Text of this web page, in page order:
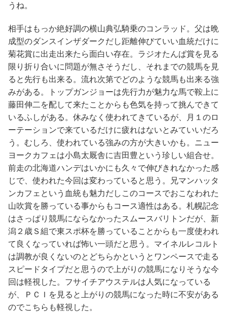
うね。
相手はもっか絶好調の横山典弘騎乗のコンラッド。父は晩
成型のダンスインザダークだし距離伸びていい血統だけに
菊花賞に出走出来たら面白い存在。ラジオたんぱ賞を見る
限り折り合いに問題が無さそうだし、それまでの競馬を見
ると先行も出来る。流れ次第でどのような競馬も出来る強
みがある。トップガンジョーは先行力が魅力な馬で鞍上に
藤田伸二を配して来たことからも色気を持って挑んできて
いるふしがある。休みなく使われてきているが、月１のロ
ーテーションで来ているだけに疲れはないとみていいだろ
う。むしろ、使われている強みの方が大きいかも。ニュー
ヨークカフェは小島太厩舎に吉田豊という珍しい組合せ。
前走の北海道ハンデはいかにも久々で伸びきれなかった感
じで、使われた今回は変わっていると思う。兄マンハッタ
ンカフェという血統も魅力だしこのコースでおこなわれた
山吹賞を勝っている事からもコース適性はある。札幌記念
はさっぱり競馬にならなかったスムースバリトンだが、新
潟２歳Ｓ組で東スポ杯を勝っていることからも一度使われ
て良くなっていれば怖い一頭だと思う。マイネルレコルト
は調教が良くないのとどちらかというとワンペースで走る
スピードタイプだと思うので上がりの競馬になりそうな今
回は軽視した。フサイチアウステルは人気になっている
が、ＰＣＩを見ると上がりの競馬になった時に不安がある
のでこちらも軽視した。